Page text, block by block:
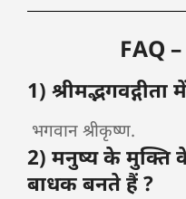
FAQ –
1)
भगवान श्रीकृष्ण.
2) मनुष्य के मुक्ति
बाधक बनते हैं ?